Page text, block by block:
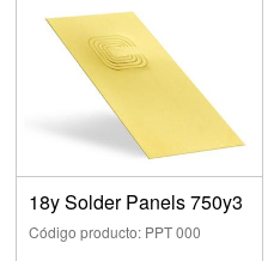
18y Solder Panels 750y3
Código producto: PPT 000